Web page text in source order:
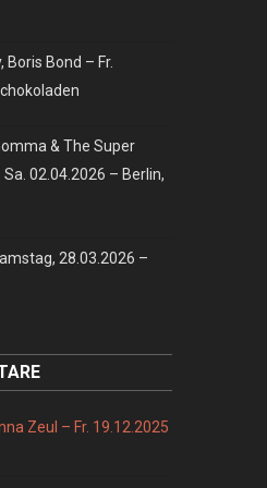
Bond – Fr.
& The Super
02.04.2026 – Berlin,
28.03.2026 –
Zeul – Fr. 19.12.2025